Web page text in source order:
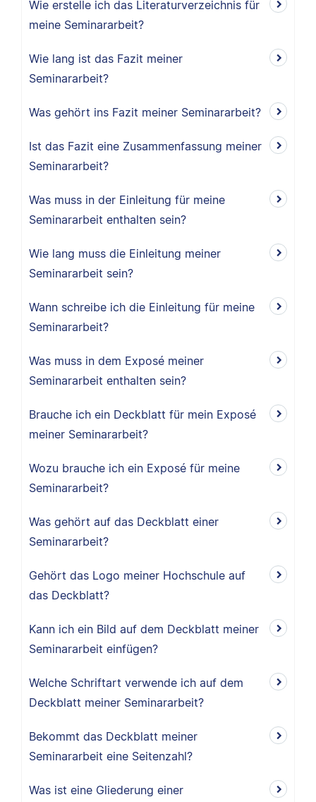
Wie erstelle ich das Literaturverzeichnis für
meine Seminararbeit?
Wie lang ist das Fazit meiner
Seminararbeit?
Was gehört ins Fazit meiner Seminararbeit?
Ist das Fazit eine Zusammenfassung meiner
Seminararbeit?
Was muss in der Einleitung für meine
Seminararbeit enthalten sein?
Wie lang muss die Einleitung meiner
Seminararbeit sein?
Wann schreibe ich die Einleitung für meine
Seminararbeit?
Was muss in dem Exposé meiner
Seminararbeit enthalten sein?
Brauche ich ein Deckblatt für mein Exposé
meiner Seminararbeit?
Wozu brauche ich ein Exposé für meine
Seminararbeit?
Was gehört auf das Deckblatt einer
Seminararbeit?
Gehört das Logo meiner Hochschule auf
das Deckblatt?
Kann ich ein Bild auf dem Deckblatt meiner
Seminararbeit einfügen?
Welche Schriftart verwende ich auf dem
Deckblatt meiner Seminararbeit?
Bekommt das Deckblatt meiner
Seminararbeit eine Seitenzahl?
Was ist eine Gliederung einer